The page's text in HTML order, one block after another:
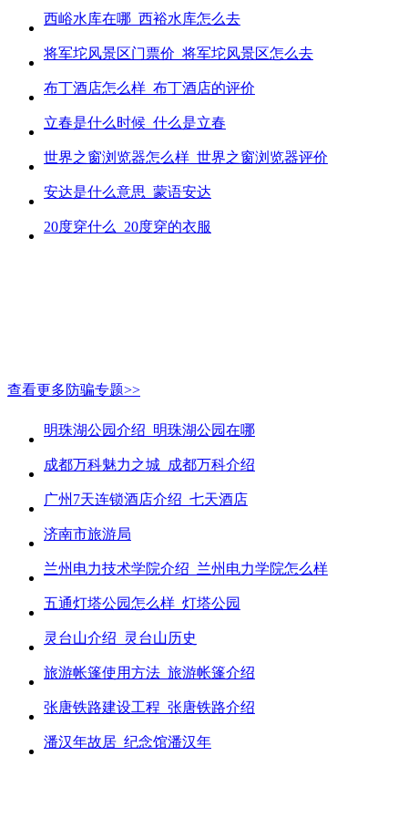
西峪水库在哪_西裕水库怎么去
将军坨风景区门票价_将军坨风景区怎么去
布丁酒店怎么样_布丁酒店的评价
立春是什么时候_什么是立春
世界之窗浏览器怎么样_世界之窗浏览器评价
安达是什么意思_蒙语安达
20度穿什么_20度穿的衣服
查看更多防骗专题>>
明珠湖公园介绍_明珠湖公园在哪
成都万科魅力之城_成都万科介绍
广州7天连锁酒店介绍_七天酒店
济南市旅游局
兰州电力技术学院介绍_兰州电力学院怎么样
五通灯塔公园怎么样_灯塔公园
灵台山介绍_灵台山历史
旅游帐篷使用方法_旅游帐篷介绍
张唐铁路建设工程_张唐铁路介绍
潘汉年故居_纪念馆潘汉年